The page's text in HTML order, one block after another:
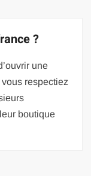
?
une
respectiez
boutique